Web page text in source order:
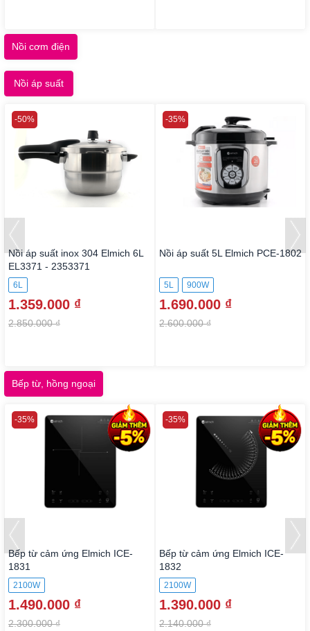
Nồi cơm điện
Nồi áp suất
Nồi áp suất inox 304 Elmich 6L
EL3371 - 2353371
6L
1.359.000 ₫
2.850.000 ₫
-50%
Nồi áp suất 5L Elmich PCE-1802
5L 900W
1.690.000 ₫
2.600.000 ₫
-35%
Bếp từ, hồng ngoại
Bếp từ cảm ứng Elmich ICE-
1831
2100W
1.490.000 ₫
2.300.000 ₫
-35%
Bếp từ cảm ứng Elmich ICE-
1832
2100W
1.390.000 ₫
2.140.000 ₫
-35%